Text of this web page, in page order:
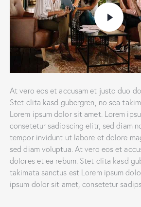
At vero eos et accusam et justo duo
Stet clita kasd gubergren, no sea
Lorem ipsum dolor sit amet. Lorem
consetetur sadipscing elitr, sed diam
tempor invidunt ut labore et dolore
sed diam voluptua. At vero eos et
dolores et ea rebum. Stet clita kasd
takimata sanctus est Lorem ipsum
ipsum dolor sit amet, consetetur